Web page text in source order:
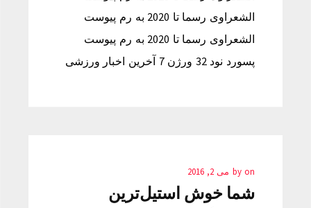
الشعراوی رسما تا 2020 به رم پیوست
الشعراوی رسما تا 2020 به رم پیوست
پسورد نود 32 ورژن 7 آخرین اخبار ورزشی
by on می 2, 2016
شما خوش استیل‌ترین